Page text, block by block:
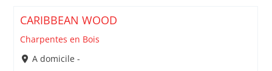
CARIBBEAN WOOD
Charpentes en Bois
A domicile -